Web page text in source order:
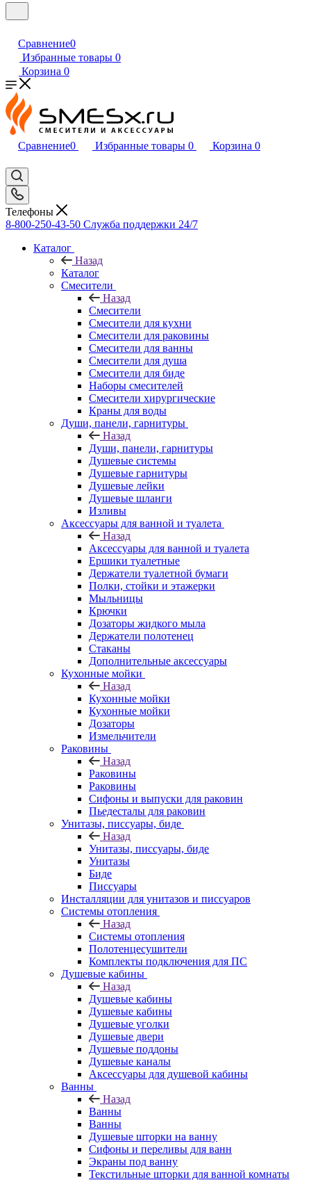
Сравнение0
Избранные товары 0
Корзина 0
Сравнение0 Избранные товары 0 Корзина 0
Телефоны
8-800-250-43-50 Служба поддержки 24/7
Каталог
Назад
Каталог
Смесители
Назад
Смесители
Смесители для кухни
Смесители для раковины
Смесители для ванны
Смесители для душа
Смесители для биде
Наборы смесителей
Смесители хирургические
Краны для воды
Души, панели, гарнитуры
Назад
Души, панели, гарнитуры
Душевые системы
Душевые гарнитуры
Душевые лейки
Душевые шланги
Изливы
Аксессуары для ванной и туалета
Назад
Аксессуары для ванной и туалета
Ершики туалетные
Держатели туалетной бумаги
Полки, стойки и этажерки
Мыльницы
Крючки
Дозаторы жидкого мыла
Держатели полотенец
Стаканы
Дополнительные аксессуары
Кухонные мойки
Назад
Кухонные мойки
Кухонные мойки
Дозаторы
Измельчители
Раковины
Назад
Раковины
Раковины
Сифоны и выпуски для раковин
Пьедесталы для раковин
Унитазы, писсуары, биде
Назад
Унитазы, писсуары, биде
Унитазы
Биде
Писсуары
Инсталляции для унитазов и писсуаров
Системы отопления
Назад
Системы отопления
Полотенцесушители
Комплекты подключения для ПС
Душевые кабины
Назад
Душевые кабины
Душевые кабины
Душевые уголки
Душевые двери
Душевые поддоны
Душевые каналы
Аксессуары для душевой кабины
Ванны
Назад
Ванны
Ванны
Душевые шторки на ванну
Сифоны и переливы для ванн
Экраны под ванну
Текстильные шторки для ванной комнаты